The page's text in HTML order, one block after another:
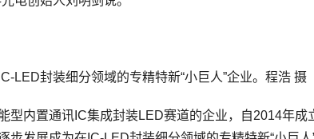
封装细分领域的专精特新“小巨人”企业。程浩 摄
内置通讯IC集成封装LED赛道的企业，自2014年成